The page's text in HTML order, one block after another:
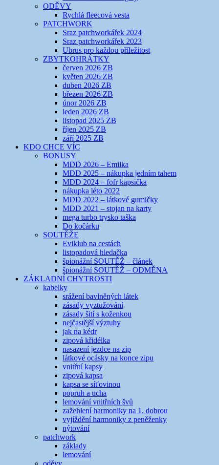
ODĚVY
Rychlá fleecová vesta
PATCHWORK
Sraz patchworkářek 2024
Sraz patchworkářek 2023
Ubrus pro každou příležitost
ZBYTKOHRÁTKY
červen 2026 ZB
květen 2026 ZB
duben 2026 ZB
březen 2026 ZB
únor 2026 ZB
leden 2026 ZB
listopad 2025 ZB
říjen 2025 ZB
září 2025 ZB
KDO CHCE VÍC
BONUSY
MDD 2026 – Emilka
MDD 2025 – nákupka jedním tahem
MDD 2024 – fofr kapsička
nákupka léto 2022
MDD 2022 – látkové gumičky
MDD 2021 – stojan na karty
mega turbo trysko taška
Do kočárku
SOUTĚŽE
Eviklub na cestách
listopadová hledačka
špionážní SOUTĚŽ – článek
špionážní SOUTĚŽ – ODMĚNA
ZÁKLADNÍ CHYTROSTI
kabelky
srážení bavlněných látek
zásady vyztužování
zásady šití s koženkou
nejčastější výztuhy
jak na kédr
zipová křidélka
nasazení jezdce na zip
látkové ocásky na konce zipu
vnitřní kapsy
zipová kapsa
kapsa se síťovinou
popruh a ucha
lemování vnitřních švů
zažehlení harmoniky na 1. dobrou
vyjíždění harmoniky z peněženky
nýtování
patchwork
základy
lemování
oděvy